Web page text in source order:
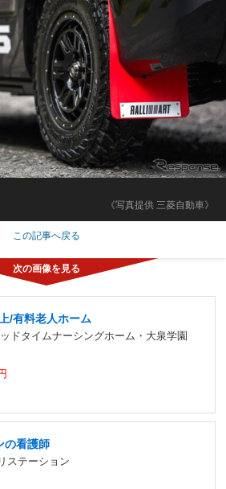
《写真提供 三菱自動車》
この記事へ戻る
/有料老人ホーム
ドタイムナーシングホーム・大泉学園
の看護師
ステーション